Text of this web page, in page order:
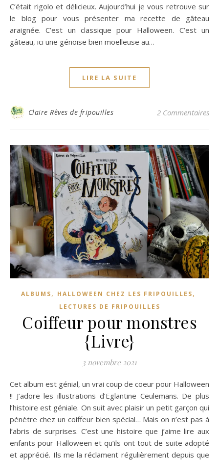
C’était rigolo et délicieux. Aujourd’hui je vous retrouve sur
le blog pour vous présenter ma recette de gâteau
araignée. C’est un classique pour Halloween. C’est un
gâteau, ici une génoise bien moelleuse au…
LIRE LA SUITE
Claire Rêves de fripouilles 2 Commentaires
ALBUMS, HALLOWEEN CHEZ LES FRIPOUILLES,
LECTURES DE FRIPOUILLES
Coiffeur pour monstres
{Livre}
3 novembre 2021
Cet album est génial, un vrai coup de coeur pour Halloween
!! J’adore les illustrations d’Eglantine Ceulemans. De plus
l’histoire est géniale. On suit avec plaisir un petit garçon qui
pénètre chez un coiffeur bien spécial… Mais on n’est pas à
l’abris de surprises. C’est une histoire que j’aime lire aux
enfants pour Halloween et qu’ils ont tout de suite adopté
et apprécié. Ils me la réclament régulièrement depuis que